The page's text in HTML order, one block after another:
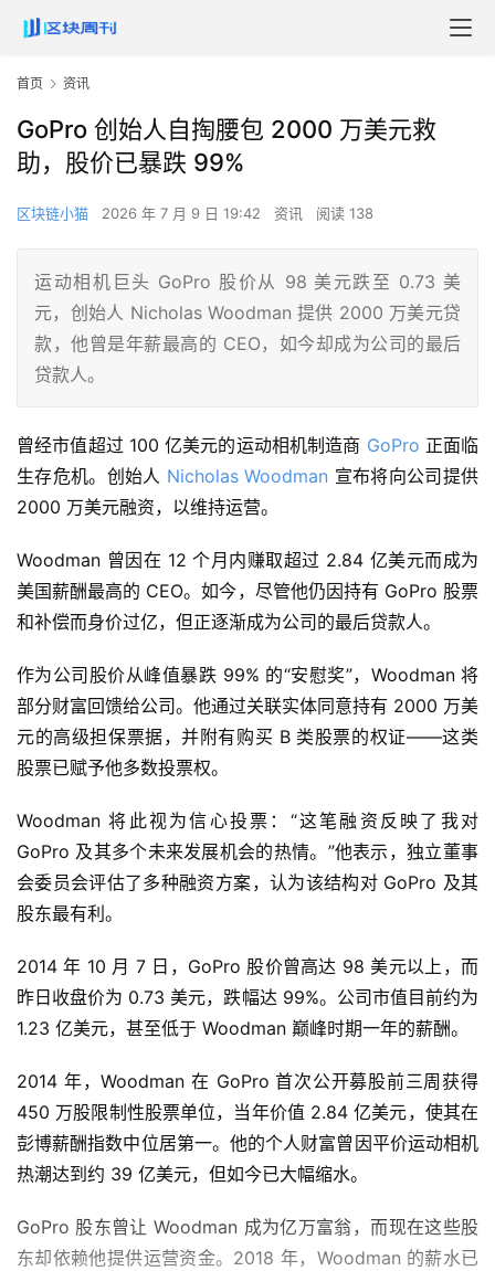
首页 资讯
GoPro 创始人自掏腰包 2000 万美元救
助，股价已暴跌 99%
区块链小猫 2026 年 7 月 9 日 19:42 资讯 阅读 138
运动相机巨头 GoPro 股价从 98 美元跌至 0.73 美
元，创始人 Nicholas Woodman 提供 2000 万美元贷
款，他曾是年薪最高的 CEO，如今却成为公司的最后
贷款人。
曾经市值超过 100 亿美元的运动相机制造商 GoPro 正面临
生存危机。创始人 Nicholas Woodman 宣布将向公司提供
2000 万美元融资，以维持运营。
Woodman 曾因在 12 个月内赚取超过 2.84 亿美元而成为
美国薪酬最高的 CEO。如今，尽管他仍因持有 GoPro 股票
和补偿而身价过亿，但正逐渐成为公司的最后贷款人。
作为公司股价从峰值暴跌 99% 的“安慰奖”，Woodman 将
部分财富回馈给公司。他通过关联实体同意持有 2000 万美
元的高级担保票据，并附有购买 B 类股票的权证——这类
股票已赋予他多数投票权。
Woodman 将此视为信心投票：“这笔融资反映了我对
GoPro 及其多个未来发展机会的热情。”他表示，独立董事
会委员会评估了多种融资方案，认为该结构对 GoPro 及其
股东最有利。
2014 年 10 月 7 日，GoPro 股价曾高达 98 美元以上，而
昨日收盘价为 0.73 美元，跌幅达 99%。公司市值目前约为
1.23 亿美元，甚至低于 Woodman 巅峰时期一年的薪酬。
2014 年，Woodman 在 GoPro 首次公开募股前三周获得
450 万股限制性股票单位，当年价值 2.84 亿美元，使其在
彭博薪酬指数中位居第一。他的个人财富曾因平价运动相机
热潮达到约 39 亿美元，但如今已大幅缩水。
GoPro 股东曾让 Woodman 成为亿万富翁，而现在这些股
东却依赖他提供运营资金。2018 年，Woodman 的薪水已